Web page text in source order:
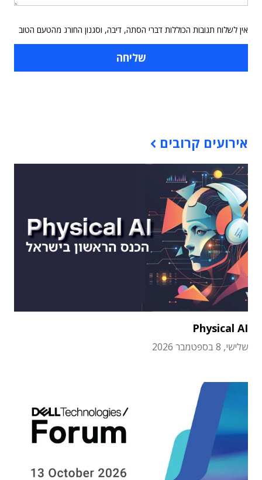
אין לשלוח תגובות הכוללות דברי הסתה, דיבה, וסגנון החורג מהטעם הטוב
אירועים קרובים
Physical AI
שלישי, 8 בספטמבר 2026